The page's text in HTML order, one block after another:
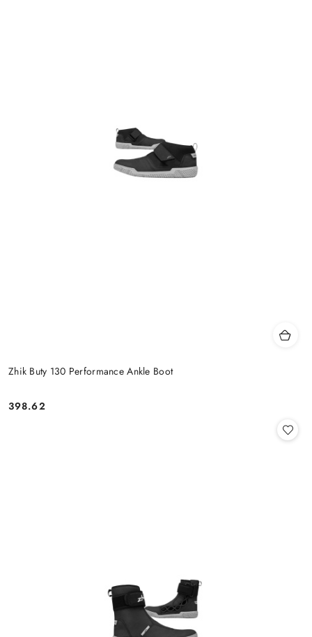
Zhik Buty 130 Performance Ankle Boot
Cena:
398.62